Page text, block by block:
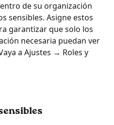
de su organización
sensibles. Asigne estos
garantizar que solo los
necesaria puedan ver
a Ajustes → Roles y